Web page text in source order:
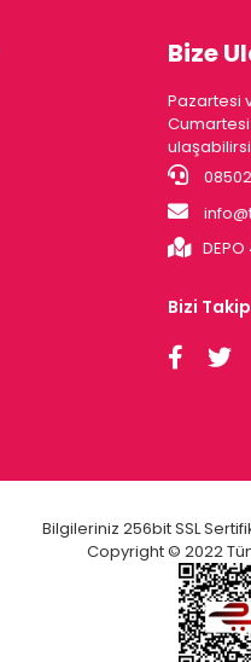
Bize
Pazartesi
Bizi
Bilgileriniz 256bit SSL
Copyright © 2022